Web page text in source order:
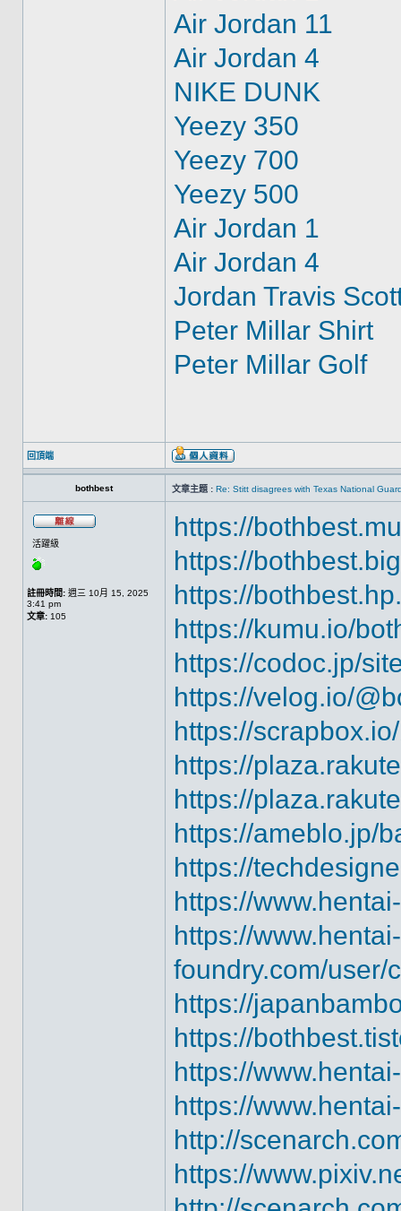
Air Jordan 11
Air Jordan 4
NIKE DUNK
Yeezy 350
Yeezy 700
Yeezy 500
Air Jordan 1
Air Jordan 4
Jordan Travis
Peter Millar Shirt
Peter Millar Golf
回頂端
bothbest 文章主題 : Re: Stitt disagrees with Texas National
活躍級
註冊時間: 週三 10月 15, 2025
3:41 pm
文章: 105
https://
https://
https://
https://kumu.io/
https://codoc.jp/
https://velog.io/
https://
https://
https://
https://ameblo.jp/
https://
https://
https://www.hentai-
foundry.com/user/
https://
https://
https://
https://
http://
https://